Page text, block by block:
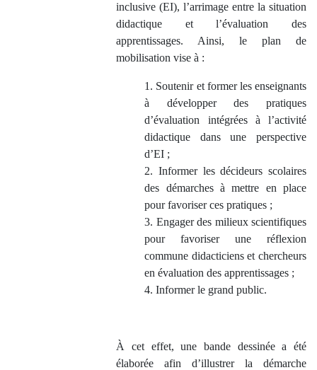
inclusive (EI), l’arrimage entre la situation
didactique et l’évaluation des
apprentissages. Ainsi, le plan de
mobilisation vise à :
1. Soutenir et former les enseignants
à développer des pratiques
d’évaluation intégrées à l’activité
didactique dans une perspective
d’EI ;
2. Informer les décideurs scolaires
des démarches à mettre en place
pour favoriser ces pratiques ;
3. Engager des milieux scientifiques
pour favoriser une réflexion
commune didacticiens et chercheurs
en évaluation des apprentissages ;
4. Informer le grand public.
À cet effet, une bande dessinée a été
élaborée afin d’illustrer la démarche